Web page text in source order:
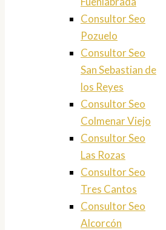
Consultor Seo
Pozuelo
Consultor Seo
San Sebastian de
los Reyes
Consultor Seo
Colmenar Viejo
Consultor Seo
Las Rozas
Consultor Seo
Tres Cantos
Consultor Seo
Alcorcón